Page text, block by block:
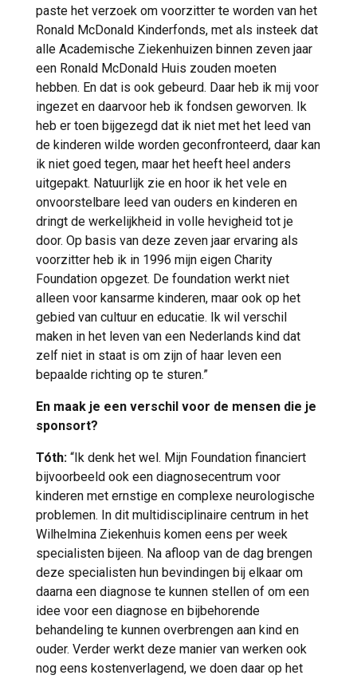
paste het verzoek om voorzitter te worden van het
Ronald McDonald Kinderfonds, met als insteek dat
alle Academische Ziekenhuizen binnen zeven jaar
een Ronald McDonald Huis zouden moeten
hebben. En dat is ook gebeurd. Daar heb ik mij voor
ingezet en daarvoor heb ik fondsen geworven. Ik
heb er toen bijgezegd dat ik niet met het leed van
de kinderen wilde worden geconfronteerd, daar kan
ik niet goed tegen, maar het heeft heel anders
uitgepakt. Natuurlijk zie en hoor ik het vele en
onvoorstelbare leed van ouders en kinderen en
dringt de werkelijkheid in volle hevigheid tot je
door. Op basis van deze zeven jaar ervaring als
voorzitter heb ik in 1996 mijn eigen Charity
Foundation opgezet. De foundation werkt niet
alleen voor kansarme kinderen, maar ook op het
gebied van cultuur en educatie. Ik wil verschil
maken in het leven van een Nederlands kind dat
zelf niet in staat is om zijn of haar leven een
bepaalde richting op te sturen.”
En maak je een verschil voor de mensen die je
sponsort?
Tóth: “Ik denk het wel. Mijn Foundation financiert
bijvoorbeeld ook een diagnosecentrum voor
kinderen met ernstige en complexe neurologische
problemen. In dit multidisciplinaire centrum in het
Wilhelmina Ziekenhuis komen eens per week
specialisten bijeen. Na afloop van de dag brengen
deze specialisten hun bevindingen bij elkaar om
daarna een diagnose te kunnen stellen of om een
idee voor een diagnose en bijbehorende
behandeling te kunnen overbrengen aan kind en
ouder. Verder werkt deze manier van werken ook
nog eens kostenverlagend, we doen daar op het